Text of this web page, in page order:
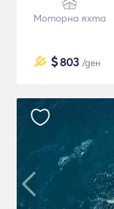
Моторна яхта
$803 /ден